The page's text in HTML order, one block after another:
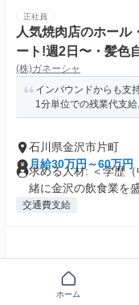
正社員
人気焼肉店のホール
ート!週2日〜・髪色
(株)ガネーシャ
インバウンドからも支
1分単位での残業代支給
石川県金沢市片町
月給30万円～60万円
求める人材: ＜学歴
緒に金沢の飲食業を盛
交通費支給
ホーム